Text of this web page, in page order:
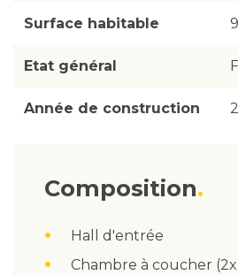
Surface habitable
Etat général
Année de construction
Composition
Hall d'entrée
Chambre à coucher